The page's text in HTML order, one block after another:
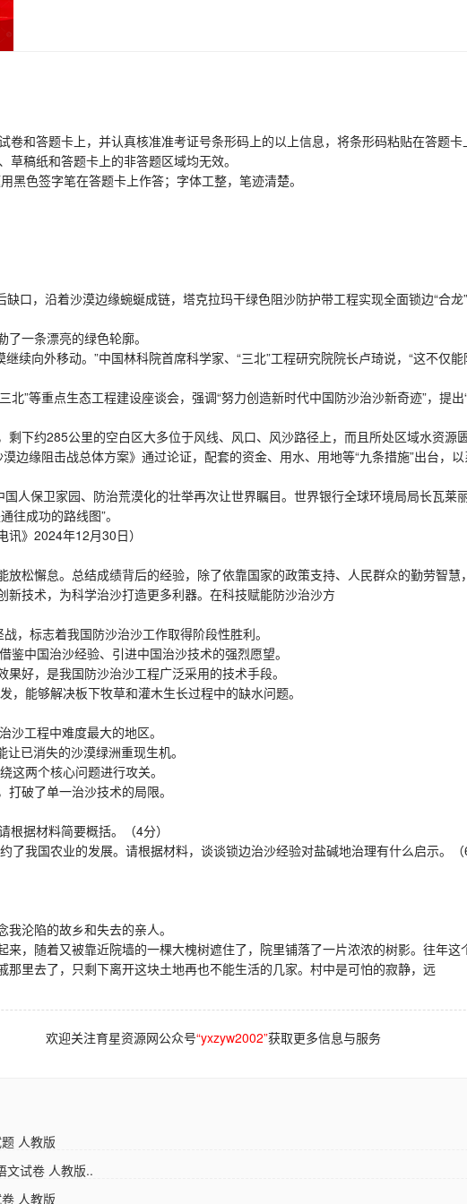
答题卡上，并认真核准准考证号条形码上的以上信息，将条形码粘贴在答题卡
稿纸和答题卡上的非答题区域均无效。
色签字笔在答题卡上作答；字体工整，笔迹清楚。
，沿着沙漠边缘蜿蜒成链，塔克拉玛干绿色阻沙防护带工程实现全面锁边“合
一条漂亮的绿色轮廓。
向外移动。”中国林科院首席科学家、“三北”工程研究院院长卢琦说，“这不仅
等重点生态工程建设座谈会，强调“努力创造新时代中国防沙治沙新奇迹”，提
约285公里的空白区大多位于风线、风口、风沙路径上，而且所处区域水资源
缘阻击战总体方案》通过论证，配套的资金、用水、用地等“九条措施”出台，
保卫家园、防治荒漠化的壮举再次让世界瞩目。世界银行全球环境局局长瓦莱
往成功的路线图”。
》2024年12月30日）
懈怠。总结成绩背后的经验，除了依靠国家的政策支持、人民群众的勤劳智慧
技术，为科学治沙打造更多利器。在科技赋能防沙治沙方
，标志着我国防沙治沙工作取得阶段性胜利。
中国治沙经验、引进中国治沙技术的强烈愿望。
好，是我国防沙治沙工程广泛采用的技术手段。
能够解决板下牧草和灌木生长过程中的缺水问题。
工程中难度最大的地区。
已消失的沙漠绿洲重现生机。
两个核心问题进行攻关。
破了单一治沙技术的局限。
据材料简要概括。（4分）
我国农业的发展。请根据材料，谈谈锁边治沙经验对盐碱地治理有什么启示。（6
沦陷的故乡和失去的亲人。
随着又被靠近院墙的一棵大槐树遮住了，院里铺落了一片浓浓的树影。往年这
里去了，只剩下离开这块土地再也不能生活的几家。村中是可怕的寂静，远
欢迎关注育星资源网公众号“yxzyw2002”获取更多信息与服务
人教版
文试卷 人教版..
人教版